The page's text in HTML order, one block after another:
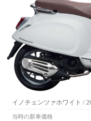
イノチェンツァホワイト /
当時の新車価格